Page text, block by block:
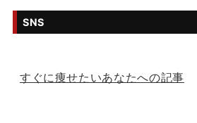
SNS
すぐに痩せたいあなたへの記事